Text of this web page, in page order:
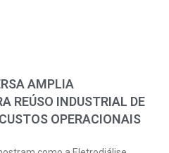
AMPLIA
REÚSO INDUSTRIAL DE
OPERACIONAIS